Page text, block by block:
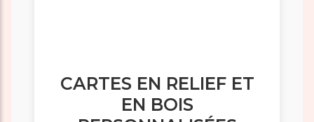
CARTES EN RELIEF ET
EN BOIS